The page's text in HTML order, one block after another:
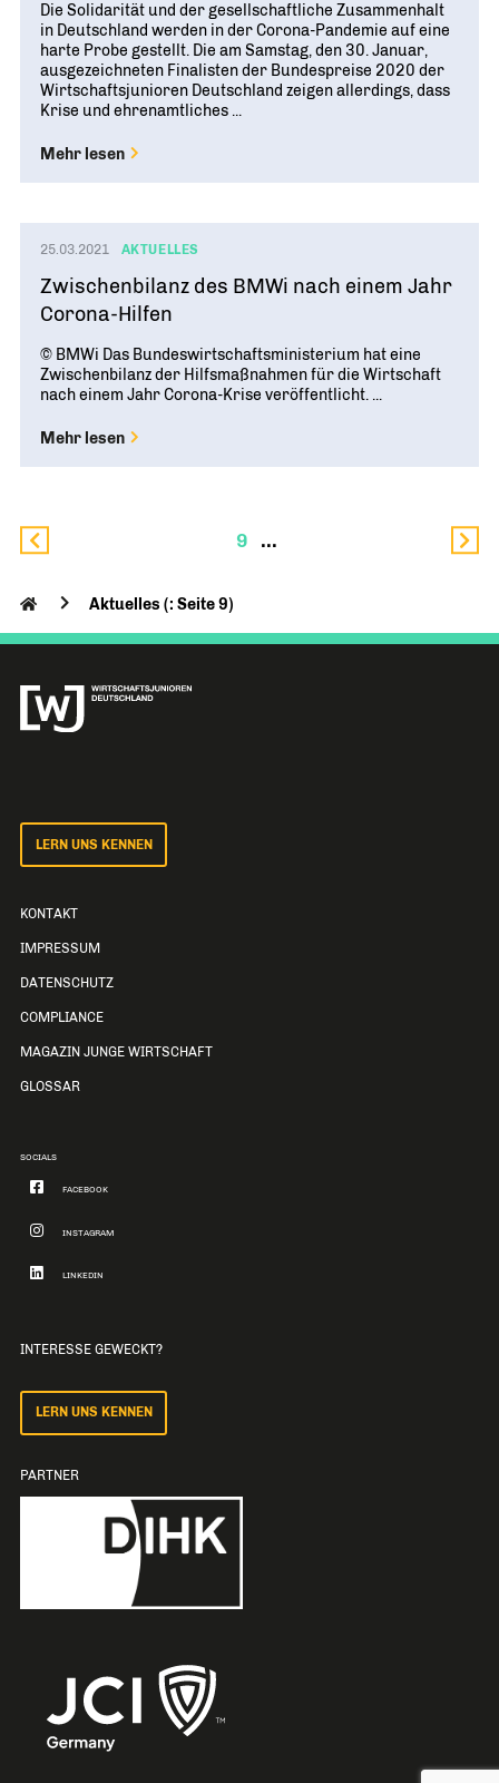
Die Solidarität und der gesellschaftliche Zusammenhalt
in Deutschland werden in der Corona-Pandemie auf eine
harte Probe gestellt. Die am Samstag, den 30. Januar,
ausgezeichneten Finalisten der Bundespreise 2020 der
Wirtschaftsjunioren Deutschland zeigen allerdings, dass
Krise und ehrenamtliches ...
Mehr lesen
25.03.2021 AKTUELLES
Zwischenbilanz des BMWi nach einem Jahr
Corona-Hilfen
© BMWi Das Bundeswirtschaftsministerium hat eine
Zwischenbilanz der Hilfsmaßnahmen für die Wirtschaft
nach einem Jahr Corona-Krise veröffentlicht. ...
Mehr lesen
9
Aktuelles (: Seite 9)
LERN UNS KENNEN
KONTAKT
IMPRESSUM
DATENSCHUTZ
COMPLIANCE
MAGAZIN JUNGE WIRTSCHAFT
GLOSSAR
SOCIALS
FACEBOOK
INSTAGRAM
LINKEDIN
INTERESSE GEWECKT?
LERN UNS KENNEN
PARTNER